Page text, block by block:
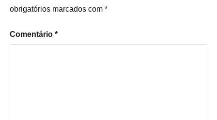
obrigatórios marcados com *
Comentário *